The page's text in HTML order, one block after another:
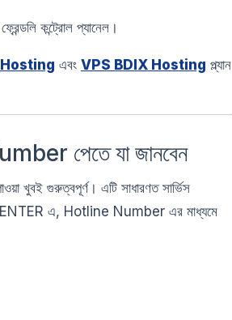
কন্ট্রোল প্যানেল।
এবং VPS BDIX Hosting প্ল্যান
পেতে যা জানবেন
গুরুত্বপূর্ণ। এটি সাধারণত সার্ভিস
IT CENTER এ, Hotline Number এর মাধ্যমে